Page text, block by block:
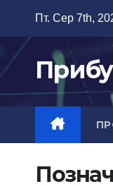
вмісту
Пт. Сер 7th,